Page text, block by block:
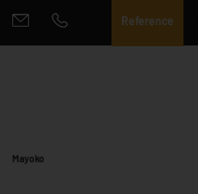
Reference
Mayoko